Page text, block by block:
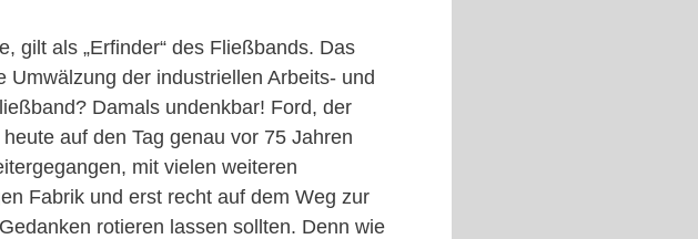
gilt als „Erfinder“ des Fließbands. Das
der industriellen Arbeits- und
Damals undenkbar! Ford, der
auf den Tag genau vor 75 Jahren
mit vielen weiteren
Fabrik und erst recht auf dem Weg zur
rotieren lassen sollten. Denn wie